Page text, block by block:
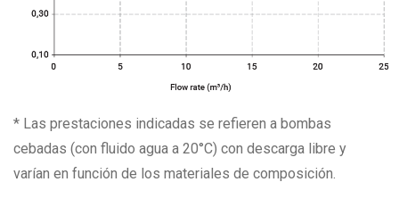
* Las prestaciones indicadas se refieren a bombas
cebadas (con fluido agua a 20°C) con descarga libre y
varían en función de los materiales de composición.